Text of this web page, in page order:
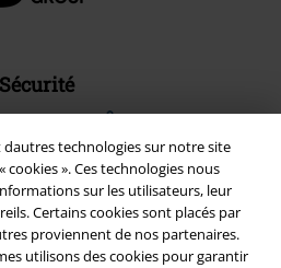
technologies sur notre site
». Ces technologies nous
sur les utilisateurs, leur
Certains cookies sont placés par
proviennent de nos partenaires.
utilisons des cookies pour garantir
Sécurité